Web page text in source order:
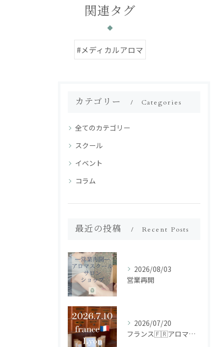
関連タグ
#メディカルアロマ
カテゴリー Categories
全てのカテゴリー
スクール
イベント
コラム
最近の投稿 Recent Posts
2026/08/03
営業再開
2026/07/20
フランス🇫🇷アロマ研修ツアー𝗱𝗮𝘆𝟮